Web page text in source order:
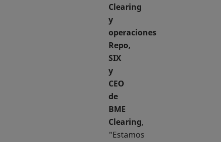
Clearing
y
operaciones
Repo,
SIX
y
CEO
de
BME
Clearing,
"Estamos